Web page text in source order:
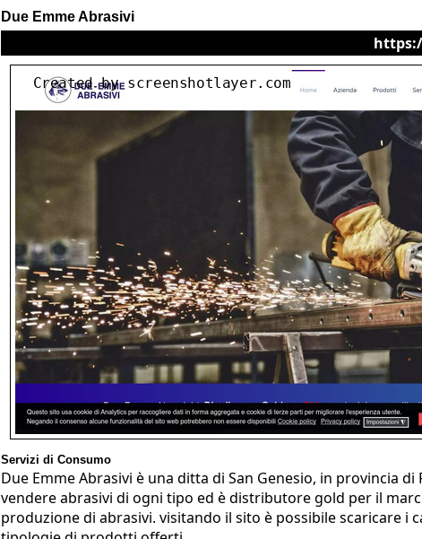
Due Emme Abrasivi
Servizi di Consumo
Due Emme Abrasivi è una ditta di San Genesio, in provincia
vendere abrasivi di ogni tipo ed è distributore gold per il
produzione di abrasivi. visitando il sito è possibile scaricare i